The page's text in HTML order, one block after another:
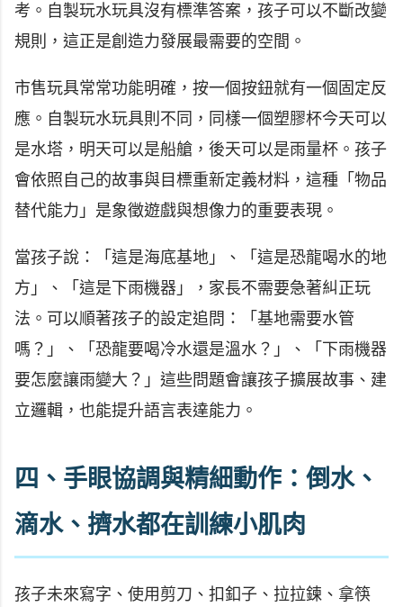
考。自製玩水玩具沒有標準答案，孩子可以不斷改變
規則，這正是創造力發展最需要的空間。
市售玩具常常功能明確，按一個按鈕就有一個固定反
應。自製玩水玩具則不同，同樣一個塑膠杯今天可以
是水塔，明天可以是船艙，後天可以是雨量杯。孩子
會依照自己的故事與目標重新定義材料，這種「物品
替代能力」是象徵遊戲與想像力的重要表現。
當孩子說：「這是海底基地」、「這是恐龍喝水的地
方」、「這是下雨機器」，家長不需要急著糾正玩
法。可以順著孩子的設定追問：「基地需要水管
嗎？」、「恐龍要喝冷水還是溫水？」、「下雨機器
要怎麼讓雨變大？」這些問題會讓孩子擴展故事、建
立邏輯，也能提升語言表達能力。
四、手眼協調與精細動作：倒水、
滴水、擠水都在訓練小肌肉
孩子未來寫字、使用剪刀、扣釦子、拉拉鍊、拿筷